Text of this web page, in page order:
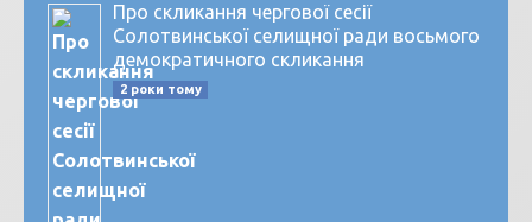
Про скликання чергової сесії
Солотвинської селищної ради восьмого
демократичного скликання
2 роки тому